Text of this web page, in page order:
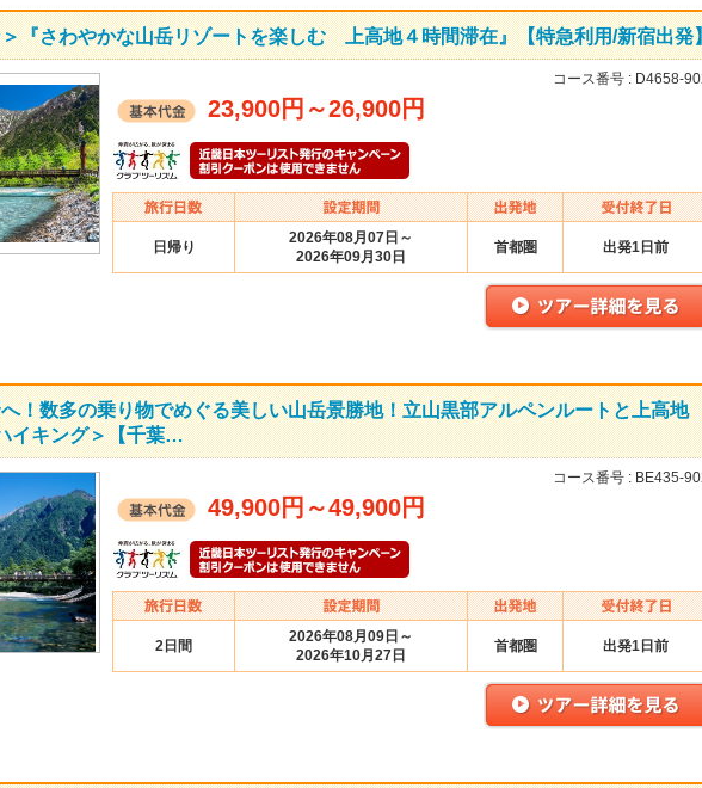
『さわやかな山岳リゾートを楽しむ 上高地４時間滞在』【特急利用/新宿出発
コース番号 : D4658-
23,900円 ～26,900円
日帰り
2026年08月07日～
2026年09月30日
首都圏 出発1日前
！数多の乗り物でめぐる美しい山岳景勝地！立山黒部アルペンルートと上高
イキング＞【千葉…
コース番号 : BE435-
49,900円 ～49,900円
2日間
2026年08月09日～
2026年10月27日
首都圏 出発1日前